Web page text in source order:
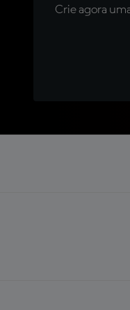
Crie agora